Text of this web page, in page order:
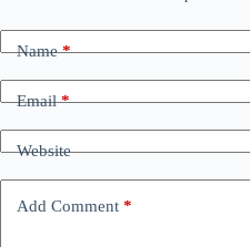
Name*
Email*
Website
Add Comment *